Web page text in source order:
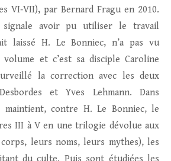
VI‑VII), par Bernard Fragu en 2010.
signale avoir pu utiliser le travail
laissé H. Le Bonniec, n’a pas vu
et c’est sa disciple Caroline
la correction avec les deux
et Yves Lehmann. Dans
maintient, contre H. Le Bonniec, le
III à V en une trilogie dévolue aux
leurs noms, leurs mythes), les